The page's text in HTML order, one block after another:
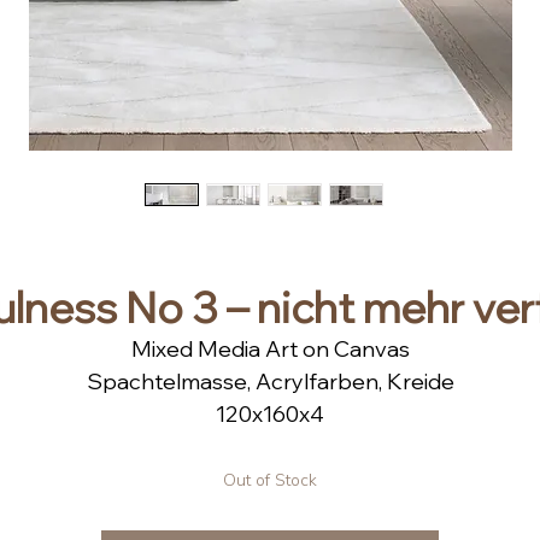
No 3 – nicht mehr
Mixed Media Art on Canvas
Spachtelmasse, Acrylfarben, Kreide
120x160x4
Rahmen auf Anfrage.
Out of Stock